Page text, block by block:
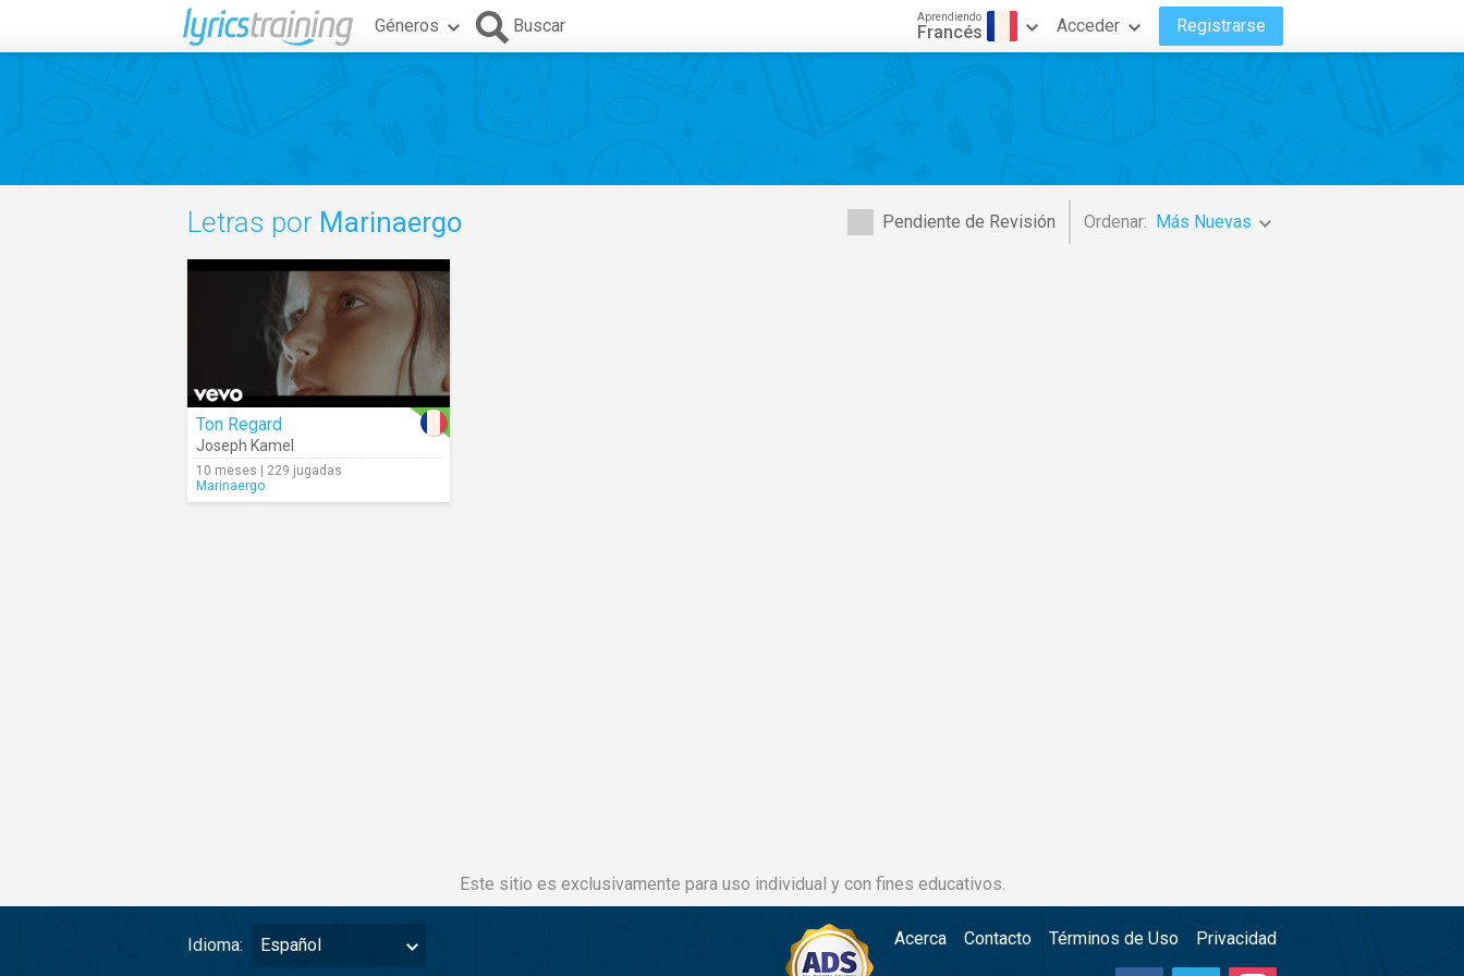
Géneros Buscar Aprendiendo
Francés Acceder Registrarse
Pendiente de Revisión Ordenar: Más Nuevas
Letras por Marinaergo
Ton Regard
Joseph Kamel
10 meses | 229 jugadas
Marinaergo
Este sitio es exclusivamente para uso individual y con fines educativos.
Idioma: Español Acerca Contacto Términos de Uso Privacidad